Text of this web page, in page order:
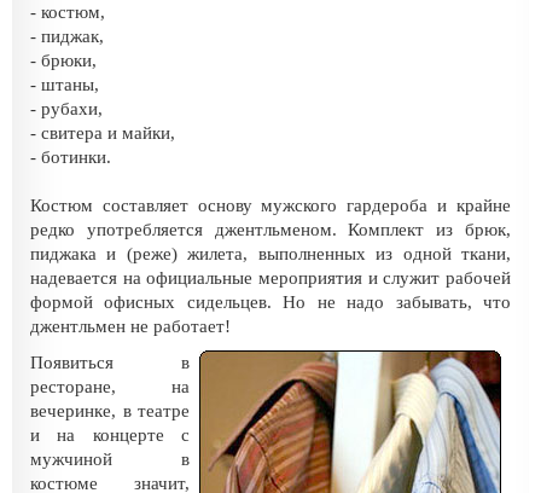
- костюм,
- пиджак,
- брюки,
- штаны,
- рубахи,
- свитера и майки,
- ботинки.
Костюм составляет основу мужского гардероба и крайне
редко употребляется джентльменом. Комплект из брюк,
пиджака и (реже) жилета, выполненных из одной ткани,
надевается на официальные мероприятия и служит рабочей
формой офисных сидельцев. Но не надо забывать, что
джентльмен не работает!
Появиться в
ресторане, на
вечеринке, в театре
и на концерте с
мужчиной в
костюме значит,